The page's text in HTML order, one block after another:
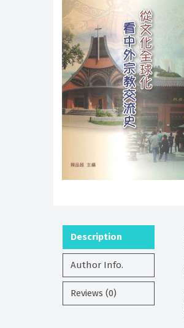
Description
Author Info.
Reviews (0)